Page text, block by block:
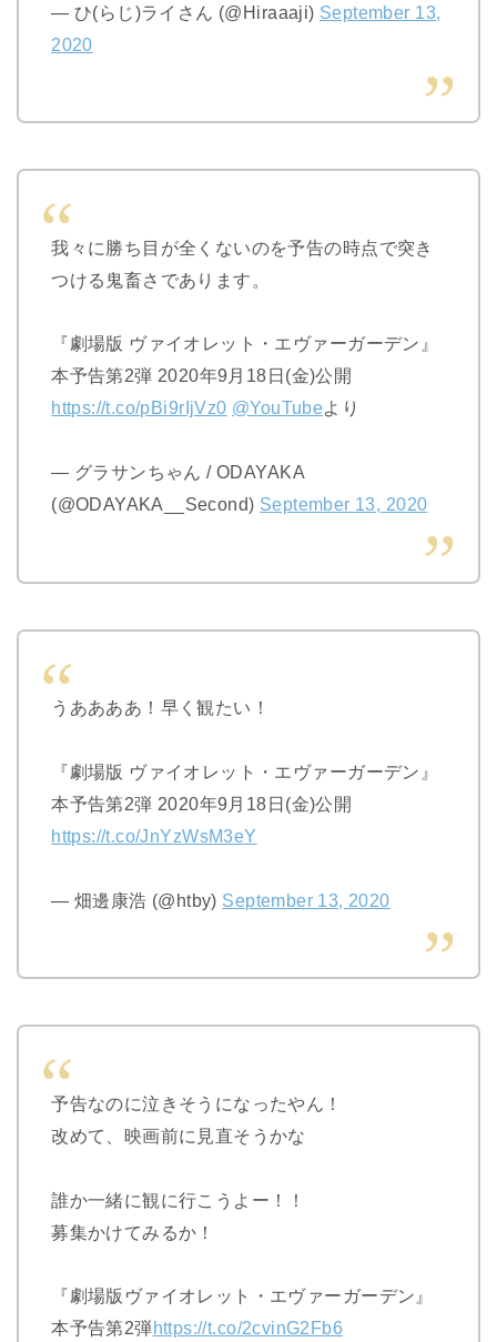
— ひ(らじ)ライさん (@Hiraaaji) September 13,
2020
我々に勝ち目が全くないのを予告の時点で突き
つける鬼畜さであります。
『劇場版 ヴァイオレット・エヴァーガーデン』
本予告第2弾 2020年9月18日(金)公開
https://t.co/pBi9rIjVz0 @YouTubeより
— グラサンちゃん / ODAYAKA
(@ODAYAKA__Second) September 13, 2020
うああああ！早く観たい！
『劇場版 ヴァイオレット・エヴァーガーデン』
本予告第2弾 2020年9月18日(金)公開
https://t.co/JnYzWsM3eY
— 畑邊康浩 (@htby) September 13, 2020
予告なのに泣きそうになったやん！
改めて、映画前に見直そうかな
誰か一緒に観に行こうよー！！
募集かけてみるか！
『劇場版ヴァイオレット・エヴァーガーデン』
本予告第2弾https://t.co/2cvinG2Fb6